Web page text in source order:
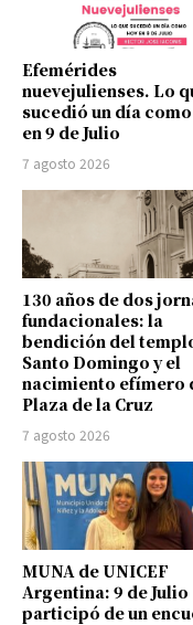
Efemérides
nuevejulienses. Lo
sucedió un día
en 9 de Julio
7 agosto 2026
130 años de dos
fundacionales: la
bendición del
Santo Domingo y el
nacimiento efímero
Plaza de la Cruz
7 agosto 2026
MUNA de UNICEF
Argentina: 9 de Julio
participó de un